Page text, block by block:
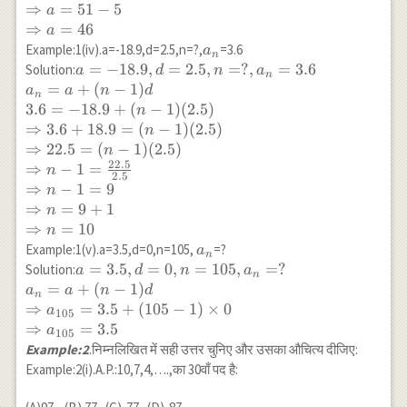
5=a-51\\ \Rightarrow
a=51-5\\ \Rightarrow
a=46
⇒ a = 51 − 5
⇒ a = 46
Example:1(iv).a=-18.9,d=2.5,n=?,a_n
an=3.6
Solution:a=-18.9,d=2.5,n=?,a_n=3.6
\\ a_n=a+(n-1) d \\
3.6=-18.9+(n-1)(2.5) \\
\Rightarrow 3.6+18.9=(n-
1)(2.5) \\ \Rightarrow
22.5=(n-1)(2.5) \\
\Rightarrow n-
1=\frac{22.5}{2.5} \\
\Rightarrow n-1=9 \\
\Rightarrow n=9+1 \\
\Rightarrow n=10
a = −18.9, d = 2.5, n =?, an = 3.6
an = a + (n − 1)d
3.6 = −18.9 + (n − 1)(2.5)
⇒ 3.6 + 18.9 = (n − 1)(2.5)
⇒ 22.5 = (n − 1)(2.5)
⇒ n − 1 = 2.5
22.5
⇒ n − 1 = 9
⇒ n = 9 + 1
⇒ n = 10
Example:1(v).a=3.5,d=0,n=105, a_{n}
an=?
Solution:a=3.5,d=0,n=105,
a_{n}=? \\
a_n=a+(n-1) d\\
\Rightarrow
a_{105}=3.5+
(105-1) \times 0\\
a_{105}=3.5
a = 3.5, d = 0, n = 105, an =?
an = a + (n − 1)d
⇒ a105 = 3.5 + (105 − 1) × 0
⇒ a105 = 3.5
Example:2.निम्नलिखित में सही उत्तर चुनिए और उसका औचित्य दीजिए:
Example:2(i).A.P.:10,7,4,….,का 30वाँ पद है: